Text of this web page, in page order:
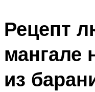
Рецепт
мангале
из